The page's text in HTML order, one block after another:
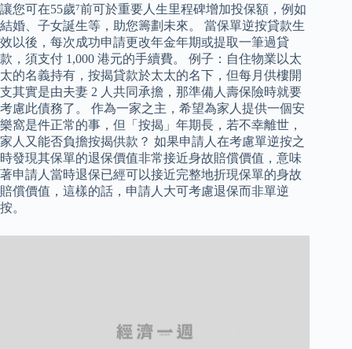
讓您可在55歲⁷前可於重要人生里程碑增加投保額，例如
結婚、子女誕生等，助您籌劃未來。 當保單逆按貸款生
效以後，每次成功申請更改年金年期或提取一筆過貸
款，須支付 1,000 港元的手續費。 例子：自住物業以太
太的名義持有，按揭貸款於太太的名下，但每月供樓開
支其實是由夫妻 2 人共同承擔，那準備人壽保險時就要
考慮此債務了。 作為一家之主，希望為家人提供一個安
樂窩是件正常的事，但「按揭」年期長，若不幸離世，
家人又能否負擔按揭供款？ 如果申請人在考慮單逆按之
時發現其保單的退保價值非常接近身故賠償價值，意味
著申請人當時退保已經可以接近完整地折現保單的身故
賠償價值，這樣的話，申請人大可考慮退保而非單逆
按。